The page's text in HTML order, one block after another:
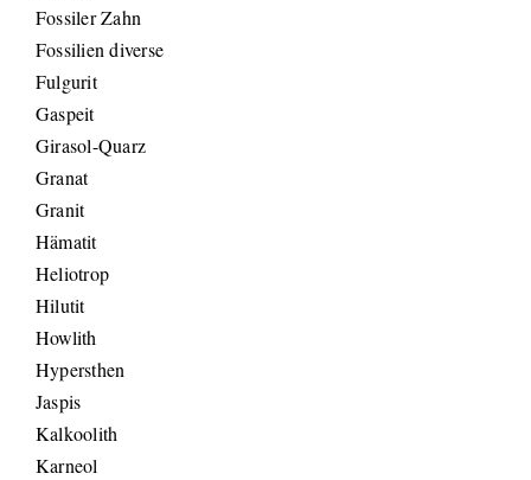
Fossiler Zahn
Fossilien diverse
Fulgurit
Gaspeit
Girasol-Quarz
Granat
Granit
Hämatit
Heliotrop
Hilutit
Howlith
Hypersthen
Jaspis
Kalkoolith
Karneol